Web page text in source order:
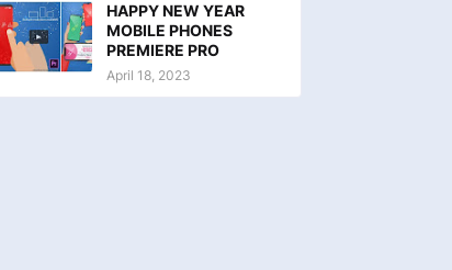
HAPPY NEW YEAR
MOBILE PHONES
PREMIERE PRO
April 18, 2023